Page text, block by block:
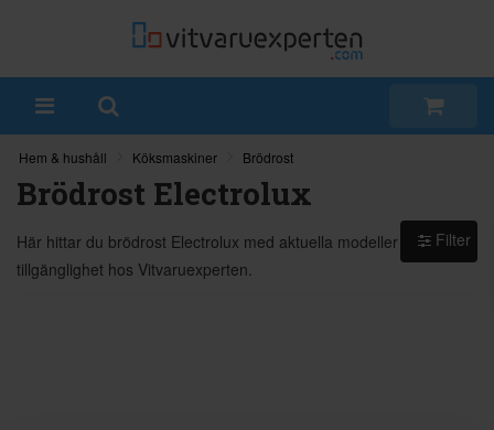
Hem & hushåll Köksmaskiner Brödrost
Brödrost Electrolux
Här hittar du brödrost Electrolux med aktuella modeller och
tillgänglighet hos Vitvaruexperten.
Filter